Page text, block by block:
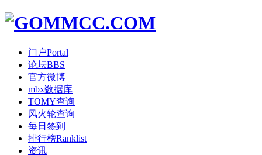
门户Portal
论坛BBS
官方微博
mbx数据库
TOMY查询
风火轮查询
每日签到
排行榜Ranklist
资讯